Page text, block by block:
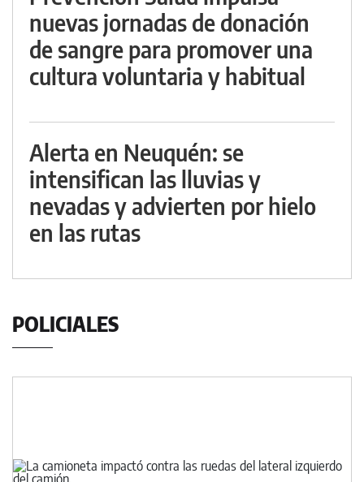
nuevas jornadas de donación
de sangre para promover una
cultura voluntaria y habitual
Alerta en Neuquén: se
intensifican las lluvias y
nevadas y advierten por hielo
en las rutas
POLICIALES